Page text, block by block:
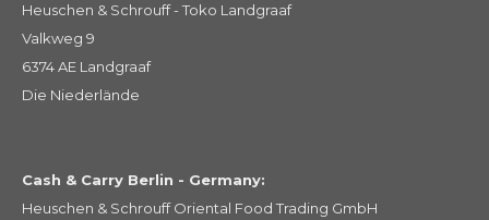
Heuschen & Schrouff - Toko Landgraaf
Valkweg 9
6374 AE Landgraaf
Die Niederlände
Cash & Carry Berlin - Germany:
Heuschen & Schrouff Oriental Food Trading GmbH